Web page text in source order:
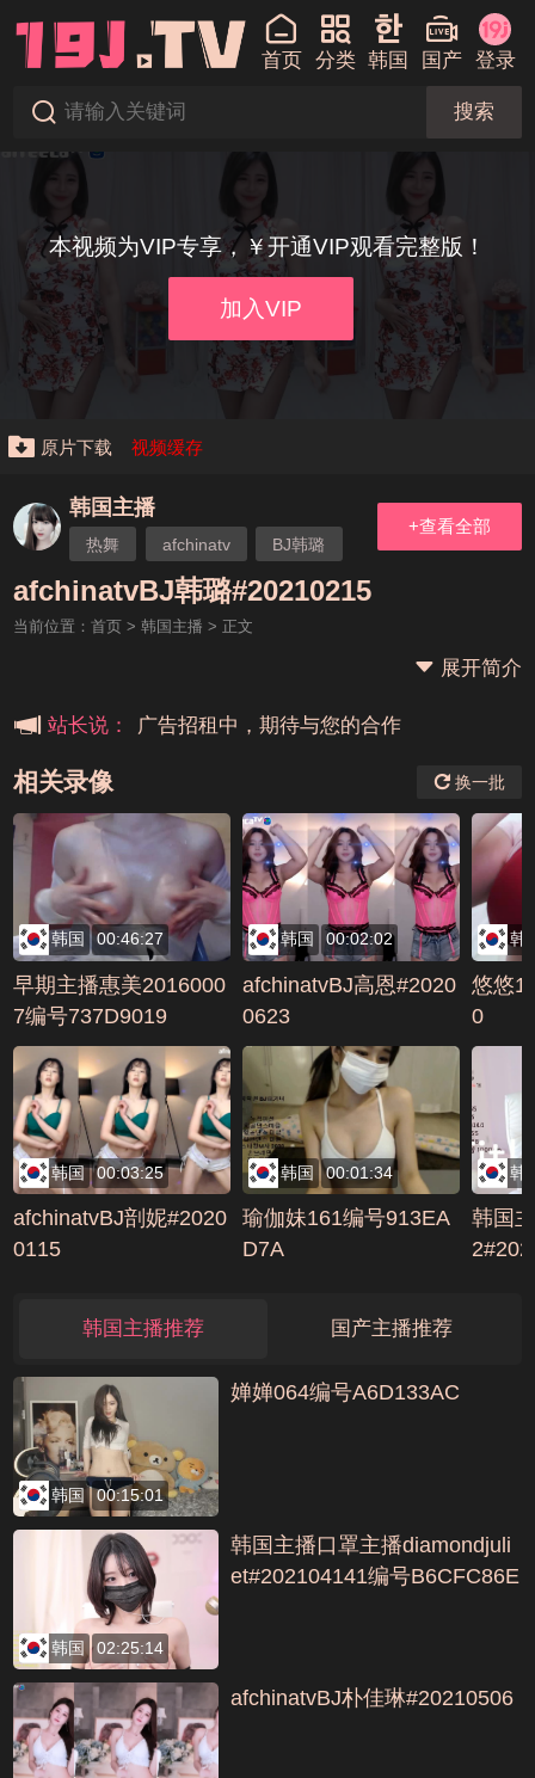
首页 分类 韩国 国产 登录
搜索
本视频为VIP专享，￥开通VIP观看完整版！
加入VIP
原片下载 视频缓存
韩国主播
热舞 afchinatv BJ韩璐
+查看全部
afchinatvBJ韩璐#20210215
当前位置： 首页> 韩国主播 > 正文
展开简介
站长说：
本站大事件(19j网站发展历程)
广告招租中，期待与您的合作
相关录像 换一批
韩国 00:46:27
早期主播惠美2016000
7编号737D9019
韩国 00:02:02
afchinatvBJ高恩#2020
0623
韩
悠悠
0
韩国 00:03:25
afchinatvBJ剖妮#2020
0115
韩国 00:01:34
瑜伽妹161编号913EA
D7A
韩
韩国
韩国主播推荐 国产主播推荐
韩国 00:15:01
婵婵064编号A6D133AC
韩国 02:25:14
韩国主播口罩主播diamondjuli
et#202104141编号B6CFC86E
afchinatvBJ朴佳琳#20210506